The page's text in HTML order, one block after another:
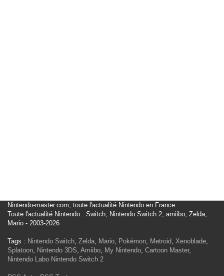
Nintendo-master.com, toute l'actualité Nintendo en France
Toute l'actualité Nintendo : Switch, Nintendo Switch 2, amiibo, Zelda,
Mario - 2003-2026
Tags : Nintendo Switch, Zelda, Mario, Pokémon, Metroid, Xenoblade,
Splatoon, Nintendo 3DS, Amiibo, My Nintendo, Cartoon Master,
Nintendo Labo Nintendo Switch 2